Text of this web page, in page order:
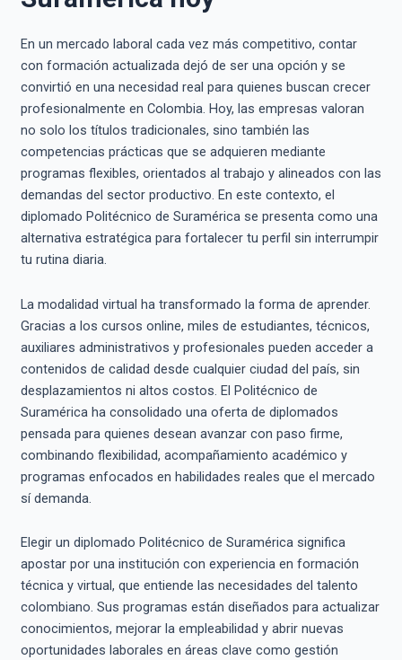
En un mercado laboral cada vez más competitivo, contar
con formación actualizada dejó de ser una opción y se
convirtió en una necesidad real para quienes buscan crecer
profesionalmente en Colombia. Hoy, las empresas valoran
no solo los títulos tradicionales, sino también las
competencias prácticas que se adquieren mediante
programas flexibles, orientados al trabajo y alineados con las
demandas del sector productivo. En este contexto, el
diplomado Politécnico de Suramérica se presenta como una
alternativa estratégica para fortalecer tu perfil sin interrumpir
tu rutina diaria.
La modalidad virtual ha transformado la forma de aprender.
Gracias a los cursos online, miles de estudiantes, técnicos,
auxiliares administrativos y profesionales pueden acceder a
contenidos de calidad desde cualquier ciudad del país, sin
desplazamientos ni altos costos. El Politécnico de
Suramérica ha consolidado una oferta de diplomados
pensada para quienes desean avanzar con paso firme,
combinando flexibilidad, acompañamiento académico y
programas enfocados en habilidades reales que el mercado
sí demanda.
Elegir un diplomado Politécnico de Suramérica significa
apostar por una institución con experiencia en formación
técnica y virtual, que entiende las necesidades del talento
colombiano. Sus programas están diseñados para actualizar
conocimientos, mejorar la empleabilidad y abrir nuevas
oportunidades laborales en áreas clave como gestión